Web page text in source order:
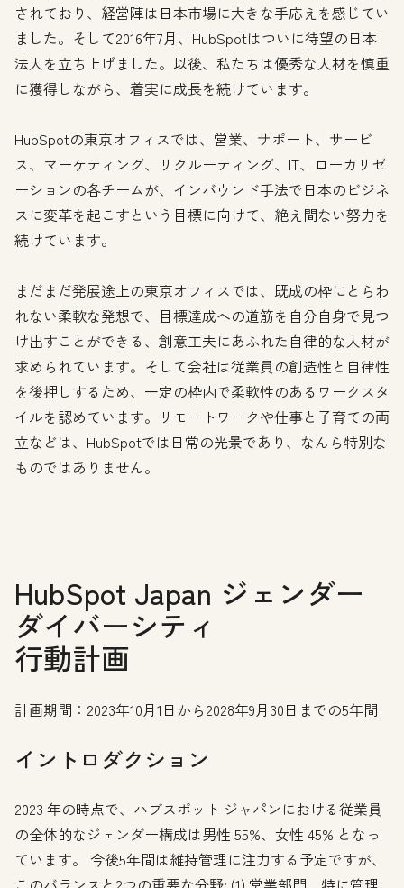
されており、経営陣は日本市場に大きな手応えを感じてい
ました。そして2016年7月、HubSpotはついに待望の日本
法人を立ち上げました。以後、私たちは優秀な人材を慎重
に獲得しながら、着実に成長を続けています。
HubSpotの東京オフィスでは、営業、サポート、サービ
ス、マーケティング、リクルーティング、IT、ローカリゼ
ーションの各チームが、インバウンド手法で日本のビジネ
スに変革を起こすという目標に向けて、絶え間ない努力を
続けています。
まだまだ発展途上の東京オフィスでは、既成の枠にとらわ
れない柔軟な発想で、目標達成への道筋を自分自身で見つ
け出すことができる、創意工夫にあふれた自律的な人材が
求められています。そして会社は従業員の創造性と自律性
を後押しするため、一定の枠内で柔軟性のあるワークスタ
イルを認めています。リモートワークや仕事と子育ての両
立などは、HubSpotでは日常の光景であり、なんら特別な
ものではありません。
HubSpot Japan ジェンダー
ダイバーシティ
行動計画
計画期間：2023年10月1日から2028年9月30日までの5年間
イントロダクション
2023 年の時点で、ハブスポット ジャパンにおける従業員
の全体的なジェンダー構成は男性 55%、女性 45% となっ
ています。 今後5年間は維持管理に注力する予定ですが、